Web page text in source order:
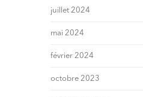
juillet 2024
mai 2024
février 2024
octobre 2023